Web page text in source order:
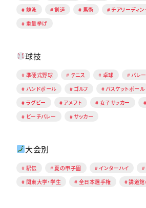
競泳
剣道 馬術 チアリーディン
重量挙げ
球技
準硬式野球 テニス 卓球
バレ
ハンドボール
ゴルフ バスケットボール
ラグビー
アメフト 女子サッカー
ビーチバレー
サッカー
大会別
駅伝 夏の甲子園 インターハイ
関東大学・学生
全日本選手権 講道館